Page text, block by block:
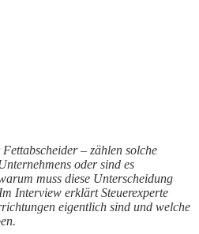
– zählen solche
oder sind es
muss diese Unterscheidung
Interview erklärt Steuerexperte
eigentlich sind und welche